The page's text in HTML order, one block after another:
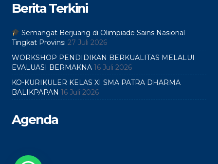
Berita Terkini
Semangat Berjuang di Olimpiade Sains Nasional
Tingkat Provinsi 27 Juli 2026
WORKSHOP PENDIDIKAN BERKUALITAS MELALUI
EVALUASI BERMAKNA 16 Juli 2026
KO-KURIKULER KELAS XI SMA PATRA DHARMA
BALIKPAPAN 16 Juli 2026
Agenda